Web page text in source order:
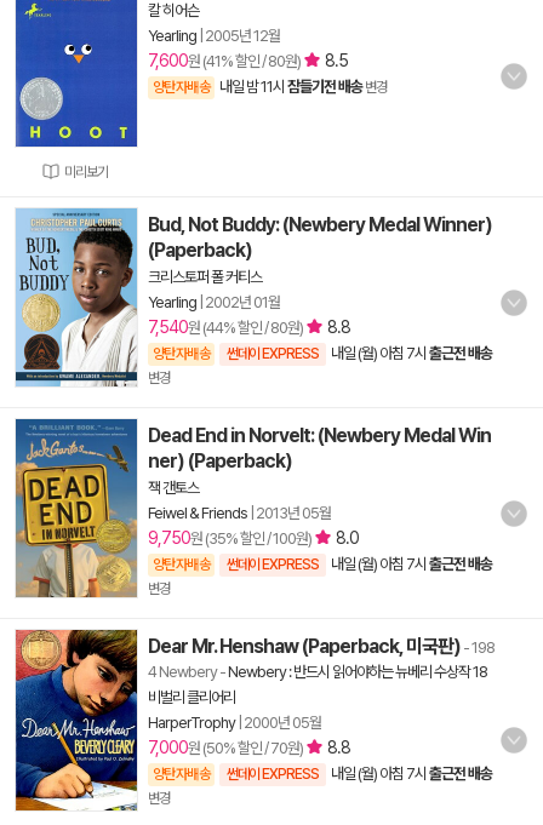
미리보기
칼 히어슨
Yearling 2005년 12월
7,600원 (41% 할인 / 80원) 8.5
양탄자배송 내일 밤 11시 잠들기전 배송 변경
Bud, Not Buddy: (Newbery Medal Winner)
(Paperback)
크리스토퍼 폴 커티스
Yearling 2002년 01월
7,540원 (44% 할인 / 80원) 8.8
양탄자배송 썬데이 EXPRESS 내일 (월) 아침 7시 출근전 배송
변경
Dead End in Norvelt: (Newbery Medal Win
ner) (Paperback)
잭 갠토스
Feiwel & Friends 2013년 05월
9,750원 (35% 할인 / 100원) 8.0
양탄자배송 썬데이 EXPRESS 내일 (월) 아침 7시 출근전 배송
변경
Dear Mr. Henshaw (Paperback, 미국판) - 198
4 Newbery-Newbery : 반드시 읽어야하는 뉴베리 수상작 18
비벌리 클리어리
HarperTrophy| 2000년 05월
7,000원 (50% 할인 / 70원) 8.8
양탄자배송 썬데이 EXPRESS 내일 (월) 아침 7시 출근전 배송
변경